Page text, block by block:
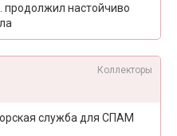
продолжил настойчиво
Коллекторы
служба для СПАМ